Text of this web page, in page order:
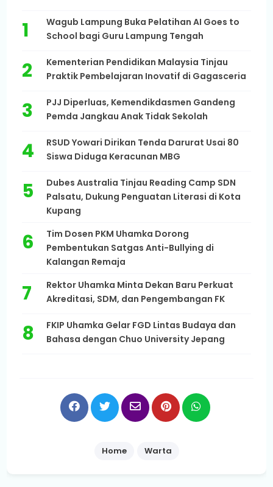
Wagub Lampung Buka Pelatihan AI Goes to
School bagi Guru Lampung Tengah
Kementerian Pendidikan Malaysia Tinjau
Praktik Pembelajaran Inovatif di Gagasceria
PJJ Diperluas, Kemendikdasmen Gandeng
Pemda Jangkau Anak Tidak Sekolah
RSUD Yowari Dirikan Tenda Darurat Usai 80
Siswa Diduga Keracunan MBG
Dubes Australia Tinjau Reading Camp SDN
Palsatu, Dukung Penguatan Literasi di Kota
Kupang
Tim Dosen PKM Uhamka Dorong
Pembentukan Satgas Anti-Bullying di
Kalangan Remaja
Rektor Uhamka Minta Dekan Baru Perkuat
Akreditasi, SDM, dan Pengembangan FK
FKIP Uhamka Gelar FGD Lintas Budaya dan
Bahasa dengan Chuo University Jepang
Home Warta